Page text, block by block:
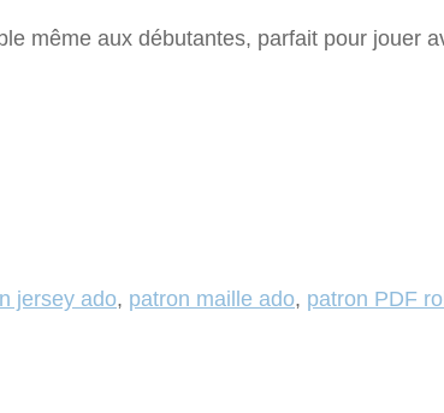
même aux débutantes, parfait pour jouer
jersey ado, patron maille ado, patron PDF